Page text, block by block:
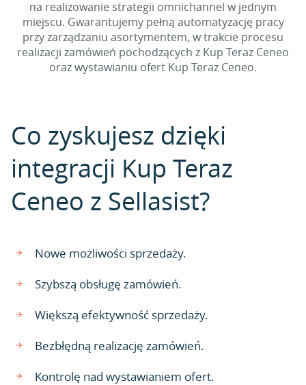
na realizowanie strategii omnichannel w jednym
miejscu. Gwarantujemy pełną automatyzację pracy
przy zarządzaniu asortymentem, w trakcie procesu
realizacji zamówień pochodzących z Kup Teraz Ceneo
oraz wystawianiu ofert Kup Teraz Ceneo.
Co zyskujesz dzięki
integracji Kup Teraz
Ceneo z Sellasist?
Nowe możliwości sprzedaży.
Szybszą obsługę zamówień.
Większą efektywność sprzedaży.
Bezbłędną realizację zamówień.
Kontrolę nad wystawianiem ofert.